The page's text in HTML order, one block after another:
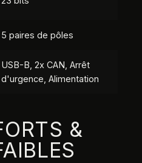
5 paires de pôles
USB-B, 2x CAN, Arrêt
d'urgence, Alimentation
&